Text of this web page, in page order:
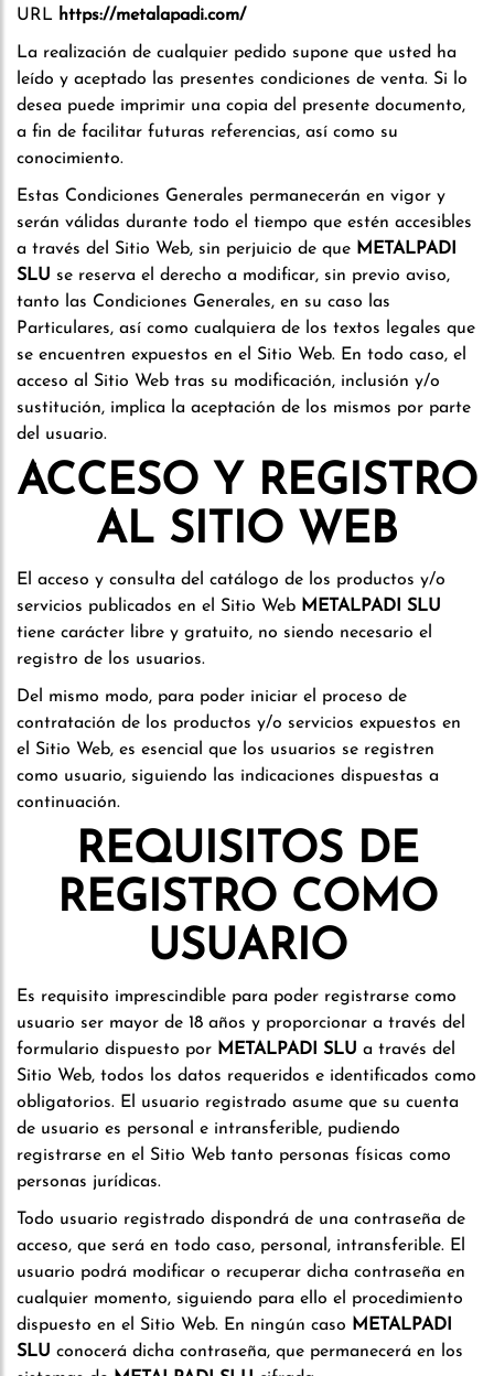
URL https://metalapadi.com/
La realización de cualquier pedido supone que usted ha
leído y aceptado las presentes condiciones de venta. Si lo
desea puede imprimir una copia del presente documento,
a fin de facilitar futuras referencias, así como su
conocimiento.
Estas Condiciones Generales permanecerán en vigor y
serán válidas durante todo el tiempo que estén accesibles
a través del Sitio Web, sin perjuicio de que METALPADI
SLU se reserva el derecho a modificar, sin previo aviso,
tanto las Condiciones Generales, en su caso las
Particulares, así como cualquiera de los textos legales que
se encuentren expuestos en el Sitio Web. En todo caso, el
acceso al Sitio Web tras su modificación, inclusión y/o
sustitución, implica la aceptación de los mismos por parte
del usuario.
ACCESO Y REGISTRO
AL SITIO WEB
El acceso y consulta del catálogo de los productos y/o
servicios publicados en el Sitio Web METALPADI SLU
tiene carácter libre y gratuito, no siendo necesario el
registro de los usuarios.
Del mismo modo, para poder iniciar el proceso de
contratación de los productos y/o servicios expuestos en
el Sitio Web, es esencial que los usuarios se registren
como usuario, siguiendo las indicaciones dispuestas a
continuación.
REQUISITOS DE
REGISTRO COMO
USUARIO
Es requisito imprescindible para poder registrarse como
usuario ser mayor de 18 años y proporcionar a través del
formulario dispuesto por METALPADI SLU a través del
Sitio Web, todos los datos requeridos e identificados como
obligatorios. El usuario registrado asume que su cuenta
de usuario es personal e intransferible, pudiendo
registrarse en el Sitio Web tanto personas físicas como
personas jurídicas.
Todo usuario registrado dispondrá de una contraseña de
acceso, que será en todo caso, personal, intransferible. El
usuario podrá modificar o recuperar dicha contraseña en
cualquier momento, siguiendo para ello el procedimiento
dispuesto en el Sitio Web. En ningún caso METALPADI
SLU conocerá dicha contraseña, que permanecerá en los